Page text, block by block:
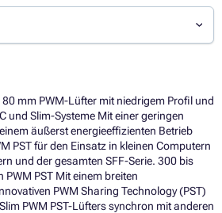
80 mm PWM-Lüfter mit niedrigem Profil und
und Slim-Systeme Mit einer geringen
äußerst energieeffizienten Betrieb
PST für den Einsatz in kleinen Computern
und der gesamten SFF-Serie. 300 bis
PST Mit einem breiten
PWM Sharing Technology (PST)
PWM PST-Lüfters synchron mit anderen